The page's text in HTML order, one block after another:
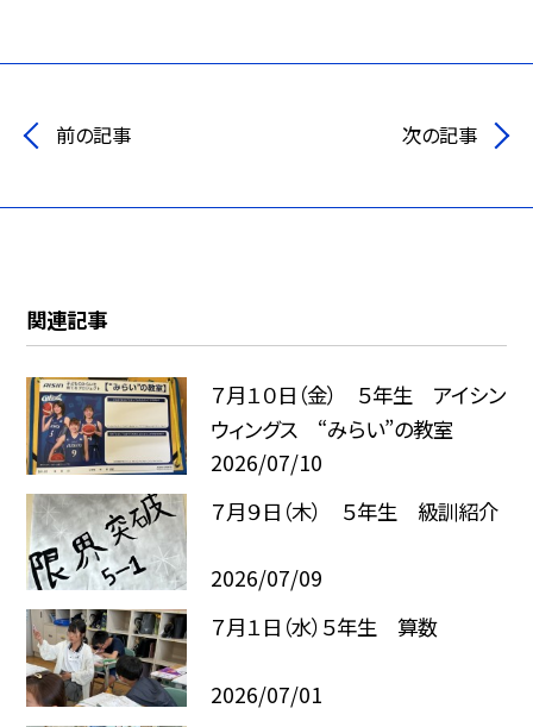
前の記事 次の記事
関連記事
７月１０日（金） ５年生 アイシン
ウィングス “みらい”の教室
2026/07/10
７月９日（木） ５年生 級訓紹介
2026/07/09
７月１日（水）５年生 算数
2026/07/01